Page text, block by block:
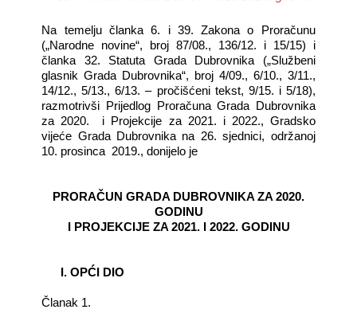
KONTAKTI
Na temelju članka 6. i 39. Zakona o Proračunu
(„Narodne novine“, broj 87/08., 136/12. i 15/15) i
članka 32. Statuta Grada Dubrovnika („Službeni
glasnik Grada Dubrovnika“, broj 4/09., 6/10., 3/11.,
14/12., 5/13., 6/13. – pročišćeni tekst, 9/15. i 5/18),
razmotrivši Prijedlog Proračuna Grada Dubrovnika
za 2020. i Projekcije za 2021. i 2022., Gradsko
vijeće Grada Dubrovnika na 26. sjednici, održanoj
10. prosinca 2019., donijelo je
PRORAČUN GRADA DUBROVNIKA ZA 2020.
GODINU
I PROJEKCIJE ZA 2021. I 2022. GODINU
I.OPĆI DIO
Članak 1.